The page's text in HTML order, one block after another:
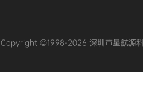
Copyright ©1998-2026 深圳市星航源